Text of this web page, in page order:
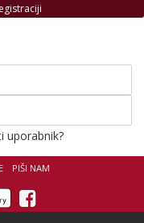
PIŠI NAM
Facebook
uporabnik?